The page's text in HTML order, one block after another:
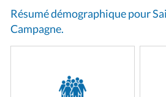
Résumé démographique pour
Campagne.